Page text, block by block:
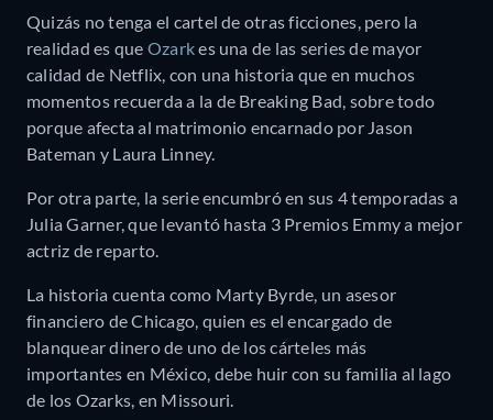
Quizás no tenga el cartel de otras ficciones, pero la
realidad es que Ozarkes una de las series de mayor
calidad de Netflix, con una historia que en muchos
momentos recuerda a la de Breaking Bad, sobre todo
porque afecta al matrimonio encarnado por Jason
Bateman y Laura Linney.
Por otra parte, la serie encumbró en sus 4 temporadas a
Julia Garner, que levantó hasta 3 Premios Emmy a mejor
actriz de reparto.
La historia cuenta como Marty Byrde, un asesor
financiero de Chicago, quien es el encargado de
blanquear dinero de uno de los cárteles más
importantes en México, debe huir con su familia al lago
de los Ozarks, en Missouri.